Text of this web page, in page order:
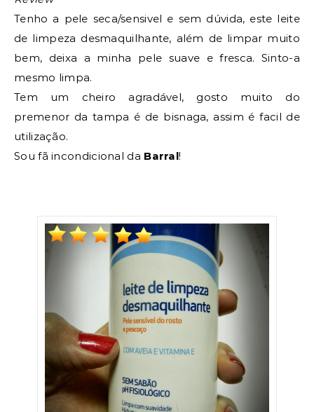
Tenho a pele seca/sensivel e sem dúvida, este leite
de limpeza desmaquilhante, além de limpar muito
bem, deixa a minha pele suave e fresca. Sinto-a
mesmo limpa.
Tem um cheiro agradável, gosto muito do
premenor da tampa é de bisnaga, assim é facil de
utilização.
Sou fã incondicional da Barral!